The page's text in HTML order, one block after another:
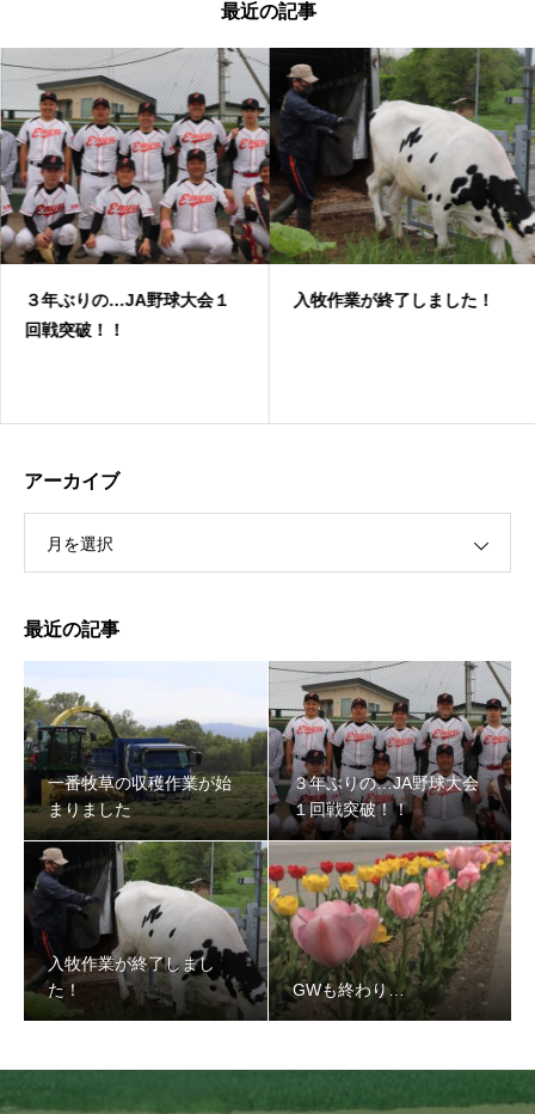
最近の記事
３年ぶりの…JA野球大会１
回戦突破！！
入牧作業が終了しました！
アーカイブ
月を選択
最近の記事
一番牧草の収穫作業が始
まりました
３年ぶりの…JA野球大会
１回戦突破！！
入牧作業が終了しまし
た！
GWも終わり…